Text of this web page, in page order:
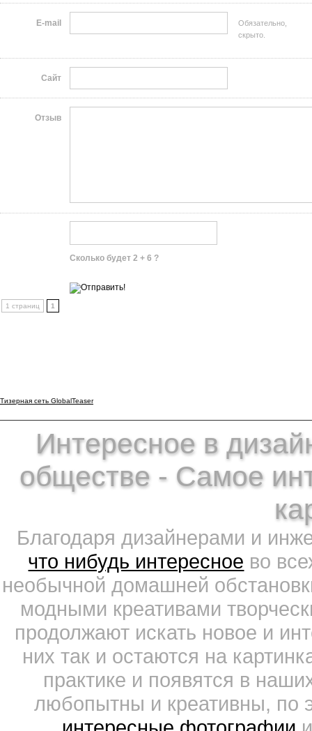
E-mail
Обязательно,
скрыто.
Сайт
Отзыв
Сколько будет 2 + 6 ?
1 страниц 1
Тизерная сеть GlobalTeaser
Интересное в
обществе - Самое
Благодаря дизайнерами и
что нибудь интересное во
необычной домашней
модными креативами
продолжают искать новое и
них так и остаются на
практике и появятся в
любопытны и креативны, по